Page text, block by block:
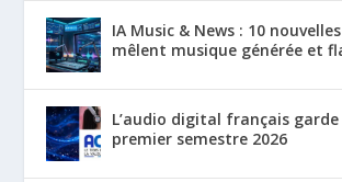
IA Music & News : 10
mêlent musique générée et
L’audio digital français
premier semestre 2026